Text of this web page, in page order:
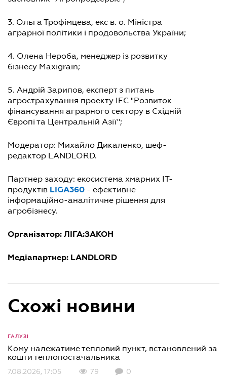
3. Ольга Трофімцева, екс в. о. Міністра
аграрної політики і продовольства України;
4. Олена Нероба, менеджер із розвитку
бізнесу Maxigrain;
5. Андрій Зарипов, експерт з питань
агрострахування проекту IFC "Розвиток
фінансування аграрного сектору в Східній
Європі та Центральній Азії";
Модератор: Михайло Дикаленко, шеф-
редактор LANDLORD.
Партнер заходу: екосистема хмарних ІТ-
продуктів LIGA360 - ефективне
інформаційно-аналітичне рішення для
агробізнесу.
Організатор: ЛІГА:ЗАКОН
Медіапартнер: LANDLORD
Схожі новини
ГАЛУЗІ
Кому належатиме тепловий пункт, встановлений за
кошти теплопостачальника
7.08.2026, 17:05 79 0